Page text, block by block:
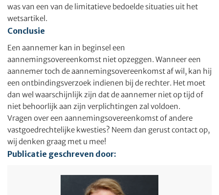
was van een van de limitatieve bedoelde situaties uit het
wetsartikel.
Conclusie
Een aannemer kan in beginsel een
aannemingsovereenkomst niet opzeggen. Wanneer een
aannemer toch de aannemingsovereenkomst af wil, kan hij
een ontbindingsverzoek indienen bij de rechter. Het moet
dan wel waarschijnlijk zijn dat de aannemer niet op tijd of
niet behoorlijk aan zijn verplichtingen zal voldoen.
Vragen over een aannemingsovereenkomst of andere
vastgoedrechtelijke kwesties? Neem dan gerust contact op,
wij denken graag met u mee!
Publicatie geschreven door: